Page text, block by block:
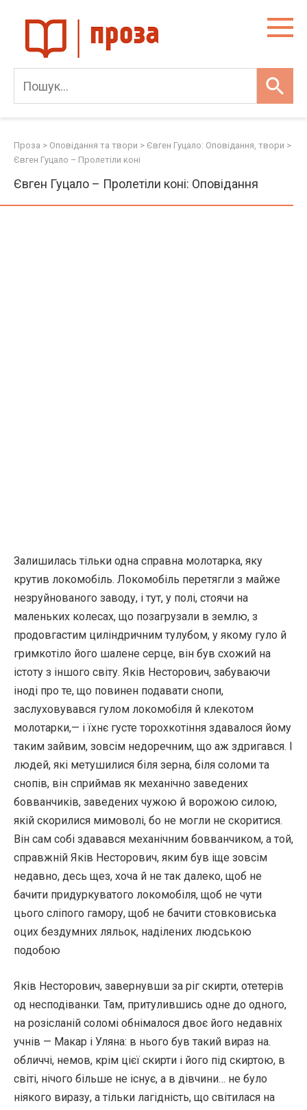
content
Проза > Оповідання та твори > Євген Гуцало: Оповідання, твори >
Євген Гуцало – Пролетіли коні
Євген Гуцало – Пролетіли коні: Оповідання
Залишилась тільки одна справна молотарка, яку
крутив локомобіль. Локомобіль перетягли з майже
незруйнованого заводу, і тут, у полі, стоячи на
маленьких колесах, що позагрузали в землю, з
продовгастим циліндричним тулубом, у якому гуло й
гримкотіло його шалене серце, він був схожий на
істоту з іншого світу. Яків Несторович, забуваючи
іноді про те, що повинен подавати снопи,
заслуховувався гулом локомобіля й клекотом
молотарки,— і їхнє густе торохкотіння здавалося йому
таким зайвим, зовсім недоречним, що аж здригався. І
людей, які метушилися біля зерна, біля соломи та
снопів, він сприймав як механічно заведених
бовванчиків, заведених чужою й ворожою силою,
якій скорилися мимоволі, бо не могли не скоритися.
Він сам собі здавався механічним бовванчиком, а той,
справжній Яків Несторович, яким був іще зовсім
недавно, десь щез, хоча й не так далеко, щоб не
бачити придуркуватого локомобіля, щоб не чути
цього сліпого гамору, щоб не бачити стовковиська
оцих бездумних ляльок, наділених людською
подобою
Яків Несторович, завернувши за ріг скирти, отетерів
од несподіванки. Там, притулившись одне до одного,
на розісланій соломі обнімалося двоє його недавніх
учнів — Макар і Уляна: в нього був такий вираз на.
обличчі, немов, крім цієї скирти і його під скиртою, в
світі, нічого більше не існує, а в дівчини… не було
ніякого виразу, а тільки лагідність, що світилася на